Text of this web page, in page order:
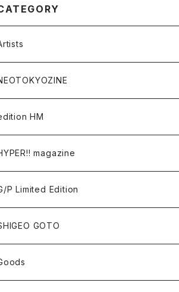
Akashi
Cobayashi
Gokita
Hashimura
Hosokura
Ito
MIRRORS
FRONTLINE PHOTO AWARD
HM
magazine
P Limited Edition
GOTO